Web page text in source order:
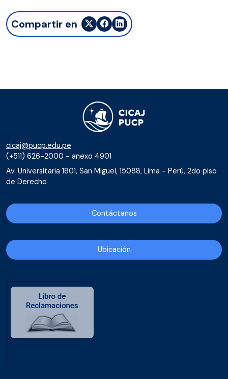
Compartir en
cicaj@pucp.edu.pe
(+511) 626-2000 - anexo 4901
Av. Universitaria 1801, San Miguel, 15088, Lima - Perú, 2do piso
de Derecho
Contáctanos
Ubicación